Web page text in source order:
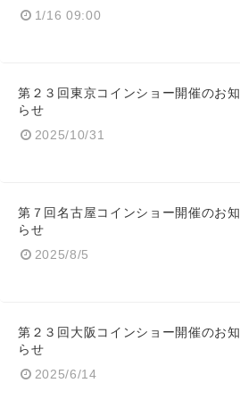
1/16 09:00
第２３回東京コインショー開催のお知
らせ
2025/10/31
第７回名古屋コインショー開催のお知
らせ
2025/8/5
第２３回大阪コインショー開催のお知
らせ
2025/6/14